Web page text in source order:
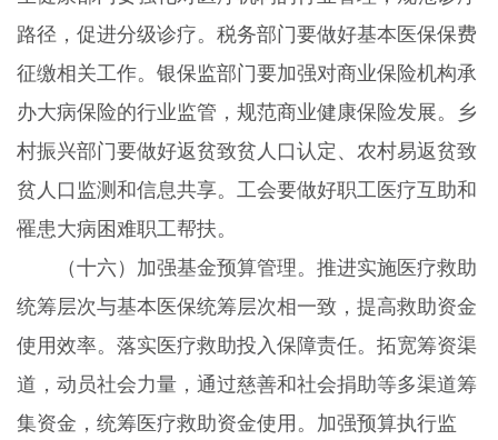
路径，促进分级诊疗。税务部门要做好基本医保保费
征缴相关工作。银保监部门要加强对商业保险机构承
办大病保险的行业监管，规范商业健康保险发展。乡
村振兴部门要做好返贫致贫人口认定、农村易返贫致
贫人口监测和信息共享。工会要做好职工医疗互助和
罹患大病困难职工帮扶。
（十六）加强基金预算管理。推进实施医疗救助
统筹层次与基本医保统筹层次相一致，提高救助资金
使用效率。落实医疗救助投入保障责任。拓宽筹资渠
道，动员社会力量，通过慈善和社会捐助等多渠道筹
集资金，统筹医疗救助资金使用。加强预算执行监